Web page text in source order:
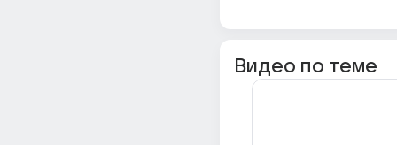
Видео по теме